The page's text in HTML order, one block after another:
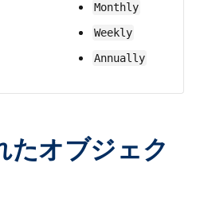
Monthly
Weekly
Annually
たオブジェク